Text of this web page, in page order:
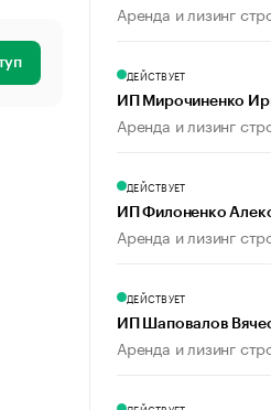
Аренда и лизинг
ДЕЙСТВУЕТ
ИП Мирочиненко
Аренда и лизинг
ДЕЙСТВУЕТ
ИП Филоненко
Аренда и лизинг
ДЕЙСТВУЕТ
ИП Шаповалов
Аренда и лизинг